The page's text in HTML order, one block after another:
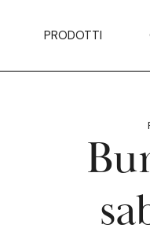
PRODOTTI